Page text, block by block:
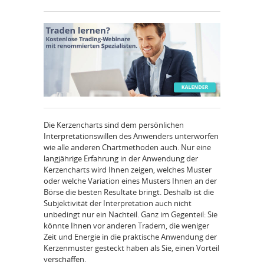
Die Kerzencharts sind dem persönlichen
Interpretationswillen des Anwenders unterworfen
wie alle anderen Chartmethoden auch. Nur eine
langjährige Erfahrung in der Anwendung der
Kerzencharts wird Ihnen zeigen, welches Muster
oder welche Variation eines Musters Ihnen an der
Börse die besten Resultate bringt. Deshalb ist die
Subjektivität der Interpretation auch nicht
unbedingt nur ein Nachteil. Ganz im Gegenteil: Sie
könnte Ihnen vor anderen Tradern, die weniger
Zeit und Energie in die praktische Anwendung der
Kerzenmuster gesteckt haben als Sie, einen Vorteil
verschaffen.